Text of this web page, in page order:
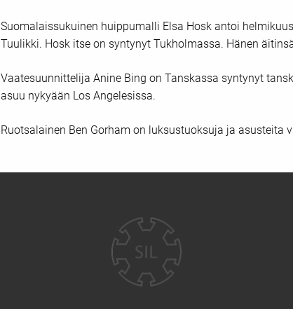
Suomalaissukuinen huippumalli Elsa Hosk antoi
Tuulikki. Hosk itse on syntynyt Tukholmassa. Hänen
Vaatesuunnittelija Anine Bing on Tanskassa syntynyt
asuu nykyään Los Angelesissa.
Ruotsalainen Ben Gorham on luksustuoksuja ja asusteita